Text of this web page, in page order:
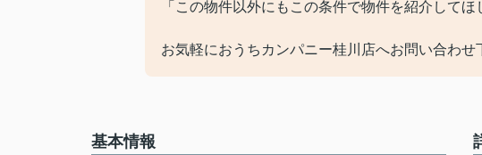
「この物件以外にもこの条件で物件を紹介して
お気軽におうちカンパニー桂川店へお問い合わせ
基本情報